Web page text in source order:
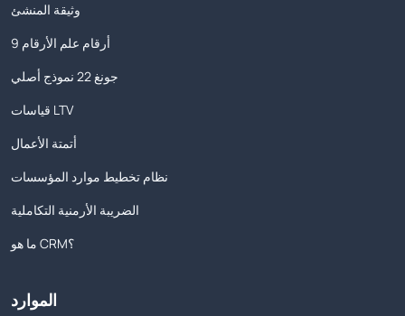
وثيقة المنشئ
9 أرقام علم الأرقام
جونغ 22 نموذج أصلي
قياسات LTV
أتمتة الأعمال
نظام تخطيط موارد المؤسسات
الضريبة الأرمنية التكاملية
ما هو CRM؟
الموارد